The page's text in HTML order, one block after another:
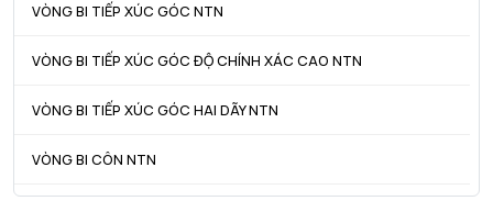
VÒNG BI TIẾP XÚC GÓC NTN
VÒNG BI TIẾP XÚC GÓC ĐỘ CHÍNH XÁC CAO NTN
VÒNG BI TIẾP XÚC GÓC HAI DÃY NTN
VÒNG BI CÔN NTN